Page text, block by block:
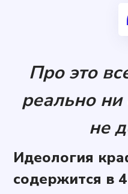
Про это
реально
не
Идеология
содержится в